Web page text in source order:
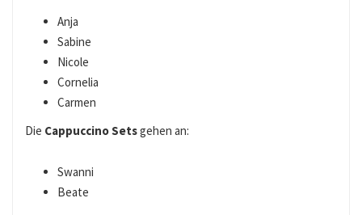
Anja
Sabine
Nicole
Cornelia
Carmen
Die Cappuccino Setsgehen an:
Swanni
Beate